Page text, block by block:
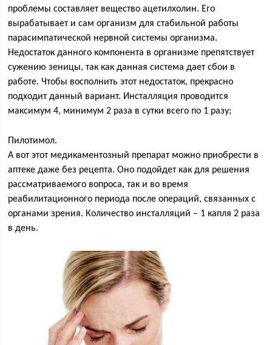
проблемы составляет вещество ацетилхолин. Его
вырабатывает и сам организм для стабильной работы
парасимпатической нервной системы организма.
Недостаток данного компонента в организме препятствует
сужению зеницы, так как данная система дает сбои в
работе. Чтобы восполнить этот недостаток, прекрасно
подходит данный вариант. Инсталляция проводится
максимум 4, минимум 2 раза в сутки всего по 1 разу;
Пилотимол.
А вот этот медикаментозный препарат можно приобрести в
аптеке даже без рецепта. Оно подойдет как для решения
рассматриваемого вопроса, так и во время
реабилитационного периода после операций, связанных с
органами зрения. Количество инсталляций – 1 капля 2 раза
в день.